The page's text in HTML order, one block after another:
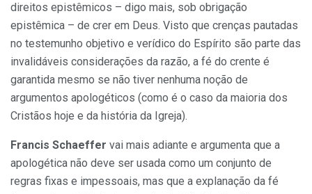
direitos epistêmicos – digo mais, sob obrigação
epistêmica – de crer em Deus. Visto que crenças pautadas
no testemunho objetivo e verídico do Espírito são parte das
invalidáveis considerações da razão, a fé do crente é
garantida mesmo se não tiver nenhuma noção de
argumentos apologéticos (como é o caso da maioria dos
Cristãos hoje e da história da Igreja).
Francis Schaeffer vai mais adiante e argumenta que a
apologética não deve ser usada como um conjunto de
regras fixas e impessoais, mas que a explanação da fé